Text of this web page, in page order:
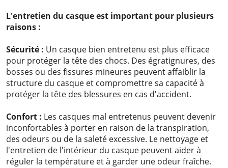
L'entretien du casque est important pour plusieurs
raisons :
Sécurité : Un casque bien entretenu est plus efficace
pour protéger la tête des chocs. Des égratignures, des
bosses ou des fissures mineures peuvent affaiblir la
structure du casque et compromettre sa capacité à
protéger la tête des blessures en cas d'accident.
Confort : Les casques mal entretenus peuvent devenir
inconfortables à porter en raison de la transpiration,
des odeurs ou de la saleté excessive. Le nettoyage et
l'entretien de l'intérieur du casque peuvent aider à
réguler la température et à garder une odeur fraîche.